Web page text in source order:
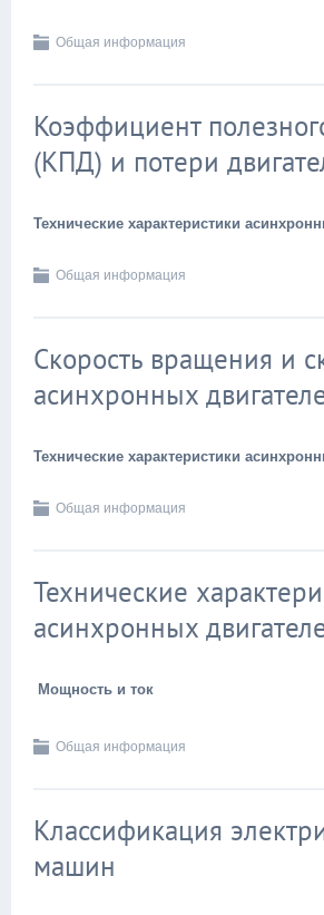
Общая информация
Коэффициент
(КПД) и потери
Технические характеристики
Общая информация
Скорость вращения и
асинхронных
Технические характеристики
Общая информация
Технические
асинхронных
Мощность и ток
Общая информация
Классификация
машин